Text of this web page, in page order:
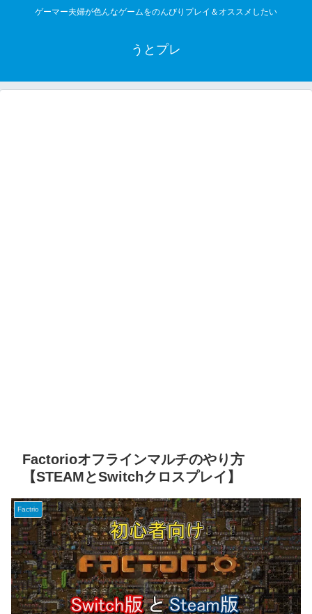
ゲーマー夫婦が色んなゲームをのんびりプレイ＆オススメしたい
うとプレ
Factorioオフラインマルチのやり方
【STEAMとSwitchクロスプレイ】
Factrio